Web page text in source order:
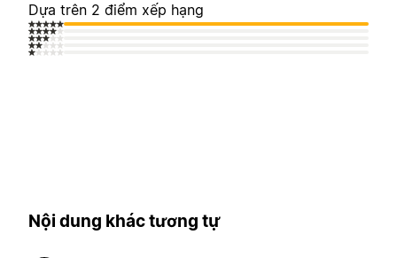
Dựa trên 2 điểm xếp hạng
Nội dung khác tương tự